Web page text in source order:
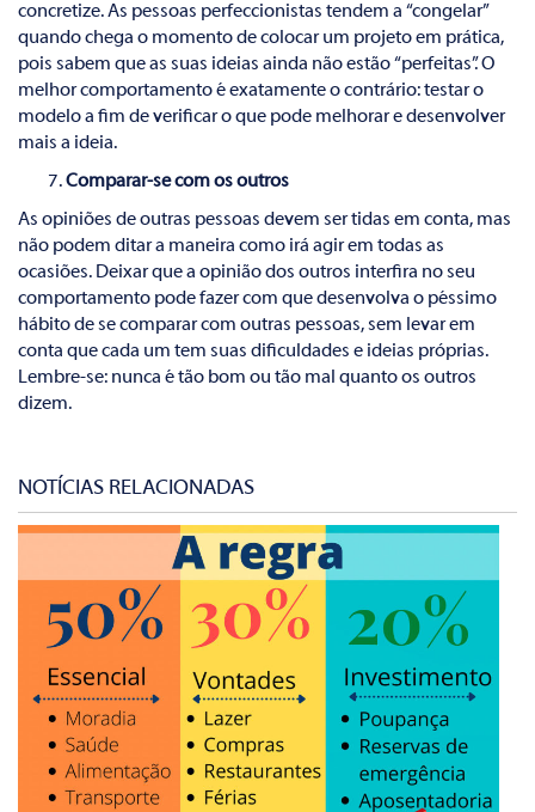
concretize. As pessoas perfeccionistas tendem a “congelar”
quando chega o momento de colocar um projeto em prática,
pois sabem que as suas ideias ainda não estão “perfeitas”. O
melhor comportamento é exatamente o contrário: testar o
modelo a fim de verificar o que pode melhorar e desenvolver
mais a ideia.
Comparar-se com os outros
As opiniões de outras pessoas devem ser tidas em conta, mas
não podem ditar a maneira como irá agir em todas as
ocasiões. Deixar que a opinião dos outros interfira no seu
comportamento pode fazer com que desenvolva o péssimo
hábito de se comparar com outras pessoas, sem levar em
conta que cada um tem suas dificuldades e ideias próprias.
Lembre-se: nunca é tão bom ou tão mal quanto os outros
dizem.
NOTÍCIAS RELACIONADAS